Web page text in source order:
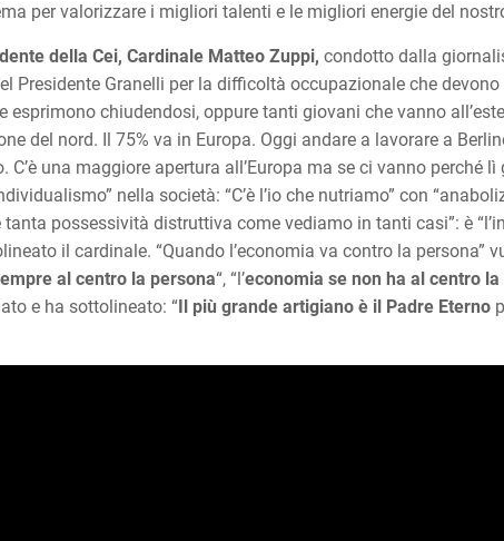
per valorizzare i migliori talenti e le migliori energie del
della Cei, Cardinale Matteo Zuppi, condotto dalla
Presidente Granelli per la difficoltà occupazionale che
chiudendosi, oppure tanti giovani che vanno
del nord. Il 75% va in Europa. Oggi andare a lavorare a
una maggiore apertura all’Europa ma se ci vanno perché lì
nella società: “C’è l’io che nutriamo” con
tanta possessività distruttiva come vediamo in tanti casi”: è
il cardinale. “Quando l’economia va contro la persona”
al centro la persona“, “l’economia se non ha al centro
e ha sottolineato: “Il più grande artigiano è il Padre Eterno